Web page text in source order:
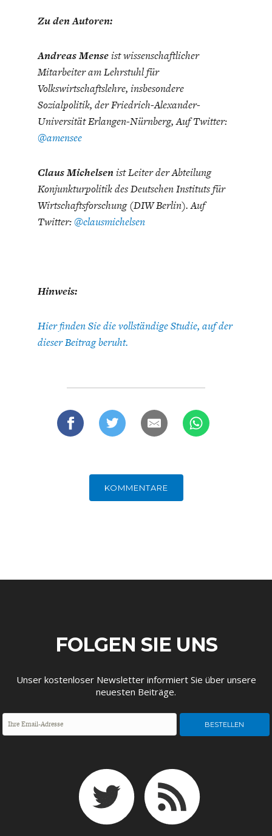
Zu den Autoren:
Andreas Menseist wissenschaftlicher
Mitarbeiter am Lehrstuhl für
Volkswirtschaftslehre, insbesondere
Sozialpolitik, der Friedrich-Alexander-
Universität Erlangen-Nürnberg, Auf Twitter:
@amensee
Claus Michelsenist Leiter der Abteilung
Konjunkturpolitik des Deutschen Instituts für
Wirtschaftsforschung (DIW Berlin). Auf
Twitter:@clausmichelsen
Hinweis:
Hier finden Sie die vollständige Studie, auf der
dieser Beitrag beruht.
KOMMENTARE
FOLGEN SIE UNS
Unser kostenloser Newsletter informiert Sie über unsere
neuesten Beiträge.